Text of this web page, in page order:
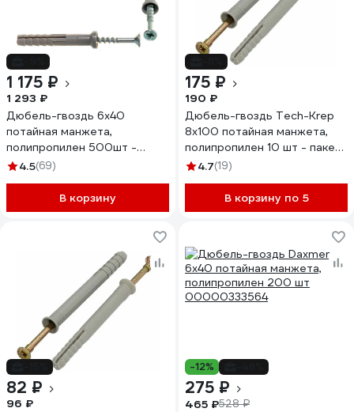
1 175 ₽
1 293 ₽
Дюбель-гвоздь 6х40
потайная манжета,
полипропилен 500шт -
ведро Tech-Krep 113144
4.5(69)
В корзину
175 ₽
190 ₽
Дюбель-гвоздь Tech-Krep
8х100 потайная манжета,
полипропилен 10 шт - пакет
103906
4.7(19)
В корзину по 5
82 ₽
96 ₽
-12%
275 ₽
465 ₽528 ₽